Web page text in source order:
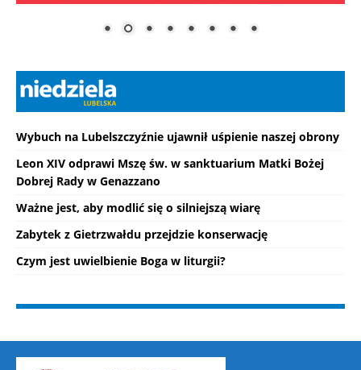
Wybuch na Lubelszczyźnie ujawnił uśpienie naszej obrony
Leon XIV odprawi Mszę św. w sanktuarium Matki Bożej
Dobrej Rady w Genazzano
Ważne jest, aby modlić się o silniejszą wiarę
Zabytek z Gietrzwałdu przejdzie konserwację
Czym jest uwielbienie Boga w liturgii?